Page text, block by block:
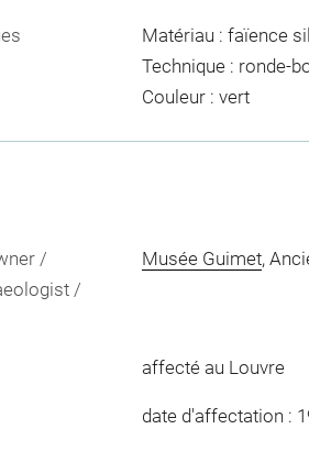
Matériau : faïence
Technique : ronde-
Couleur : vert
/
/
Musée Guimet,
affecté au Louvre
date d'affectation :